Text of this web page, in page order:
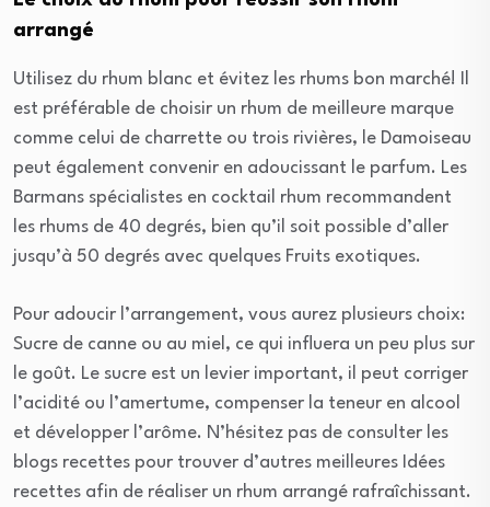
arrangé
Utilisez du rhum blanc et évitez les rhums bon marché! Il
est préférable de choisir un rhum de meilleure marque
comme celui de charrette ou trois rivières, le Damoiseau
peut également convenir en adoucissant le parfum. Les
Barmans spécialistes en cocktail rhum recommandent
les rhums de 40 degrés, bien qu’il soit possible d’aller
jusqu’à 50 degrés avec quelques Fruits exotiques.
Pour adoucir l’arrangement, vous aurez plusieurs choix:
Sucre de canne ou au miel, ce qui influera un peu plus sur
le goût. Le sucre est un levier important, il peut corriger
l’acidité ou l’amertume, compenser la teneur en alcool
et développer l’arôme. N’hésitez pas de consulter les
blogs recettes pour trouver d’autres meilleures Idées
recettes afin de réaliser un rhum arrangé rafraîchissant.